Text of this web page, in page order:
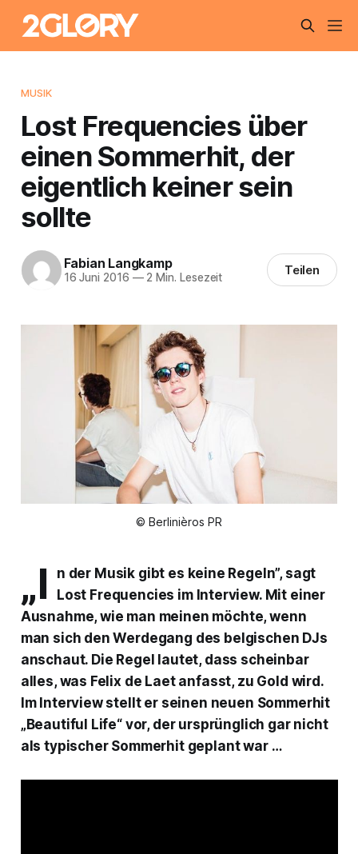
MUSIK
Lost Frequencies über
einen Sommerhit, der
eigentlich keiner sein
sollte
Fabian Langkamp
16 Juni 2016 —2 Min. Lesezeit Teilen
© Berlinièros PR
„I
n der Musik gibt es keine Regeln”, sagt
Lost Frequencies im Interview. Mit einer
Ausnahme, wie man meinen möchte, wenn
man sich den Werdegang des belgischen DJs
anschaut. Die Regel lautet, dass scheinbar
alles, was Felix de Laet anfasst, zu Gold wird.
Im Interview stellt er seinen neuen Sommerhit
„Beautiful Life“ vor, der ursprünglich gar nicht
als typischer Sommerhit geplant war …